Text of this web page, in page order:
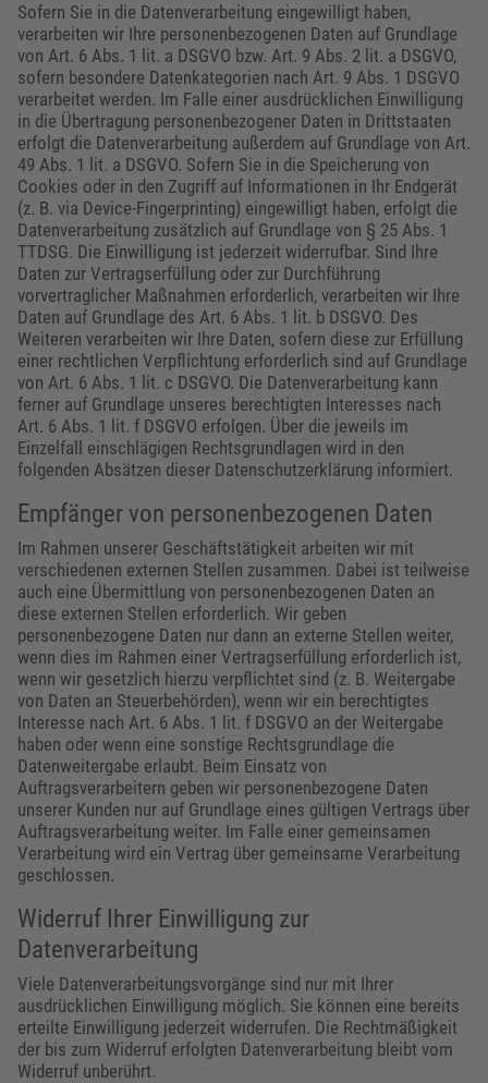
Sofern Sie in die Datenverarbeitung eingewilligt haben,
verarbeiten wir Ihre personenbezogenen Daten auf Grundlage
von Art. 6 Abs. 1 lit. a DSGVO bzw. Art. 9 Abs. 2 lit. a DSGVO,
sofern besondere Datenkategorien nach Art. 9 Abs. 1 DSGVO
verarbeitet werden. Im Falle einer ausdrücklichen Einwilligung
in die Übertragung personenbezogener Daten in Drittstaaten
erfolgt die Datenverarbeitung außerdem auf Grundlage von Art.
49 Abs. 1 lit. a DSGVO. Sofern Sie in die Speicherung von
Cookies oder in den Zugriff auf Informationen in Ihr Endgerät
(z. B. via Device-Fingerprinting) eingewilligt haben, erfolgt die
Datenverarbeitung zusätzlich auf Grundlage von § 25 Abs. 1
TTDSG. Die Einwilligung ist jederzeit widerrufbar. Sind Ihre
Daten zur Vertragserfüllung oder zur Durchführung
vorvertraglicher Maßnahmen erforderlich, verarbeiten wir Ihre
Daten auf Grundlage des Art. 6 Abs. 1 lit. b DSGVO. Des
Weiteren verarbeiten wir Ihre Daten, sofern diese zur Erfüllung
einer rechtlichen Verpflichtung erforderlich sind auf Grundlage
von Art. 6 Abs. 1 lit. c DSGVO. Die Datenverarbeitung kann
ferner auf Grundlage unseres berechtigten Interesses nach
Art. 6 Abs. 1 lit. f DSGVO erfolgen. Über die jeweils im
Einzelfall einschlägigen Rechtsgrundlagen wird in den
folgenden Absätzen dieser Datenschutzerklärung informiert.
Empfänger von personenbezogenen Daten
Im Rahmen unserer Geschäftstätigkeit arbeiten wir mit
verschiedenen externen Stellen zusammen. Dabei ist teilweise
auch eine Übermittlung von personenbezogenen Daten an
diese externen Stellen erforderlich. Wir geben
personenbezogene Daten nur dann an externe Stellen weiter,
wenn dies im Rahmen einer Vertragserfüllung erforderlich ist,
wenn wir gesetzlich hierzu verpflichtet sind (z. B. Weitergabe
von Daten an Steuerbehörden), wenn wir ein berechtigtes
Interesse nach Art. 6 Abs. 1 lit. f DSGVO an der Weitergabe
haben oder wenn eine sonstige Rechtsgrundlage die
Datenweitergabe erlaubt. Beim Einsatz von
Auftragsverarbeitern geben wir personenbezogene Daten
unserer Kunden nur auf Grundlage eines gültigen Vertrags über
Auftragsverarbeitung weiter. Im Falle einer gemeinsamen
Verarbeitung wird ein Vertrag über gemeinsame Verarbeitung
geschlossen.
Widerruf Ihrer Einwilligung zur
Datenverarbeitung
Viele Datenverarbeitungsvorgänge sind nur mit Ihrer
ausdrücklichen Einwilligung möglich. Sie können eine bereits
erteilte Einwilligung jederzeit widerrufen. Die Rechtmäßigkeit
der bis zum Widerruf erfolgten Datenverarbeitung bleibt vom
Widerruf unberührt.